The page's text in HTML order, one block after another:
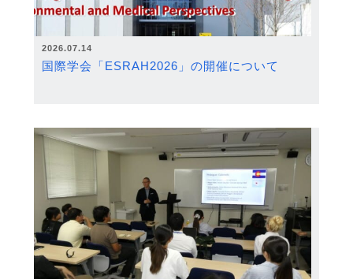
2026.07.14
国際学会「ESRAH2026」の開催について